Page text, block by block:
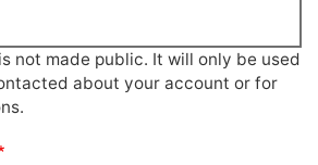
not made public. It will only be used
about your account or for